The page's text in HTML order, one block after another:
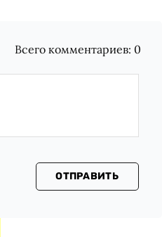
Всего комментариев: 0
ОТПРАВИТЬ